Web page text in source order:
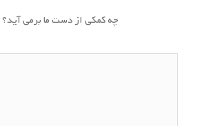
چه کمکی از دست ما برمی آید؟